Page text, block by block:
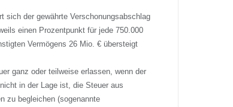
sich der gewährte Verschonungsabschlag
einen Prozentpunkt für jede 750.000
Vermögens 26 Mio. € übersteigt
ganz oder teilweise erlassen, wenn der
in der Lage ist, die Steuer aus
zu begleichen (sogenannte